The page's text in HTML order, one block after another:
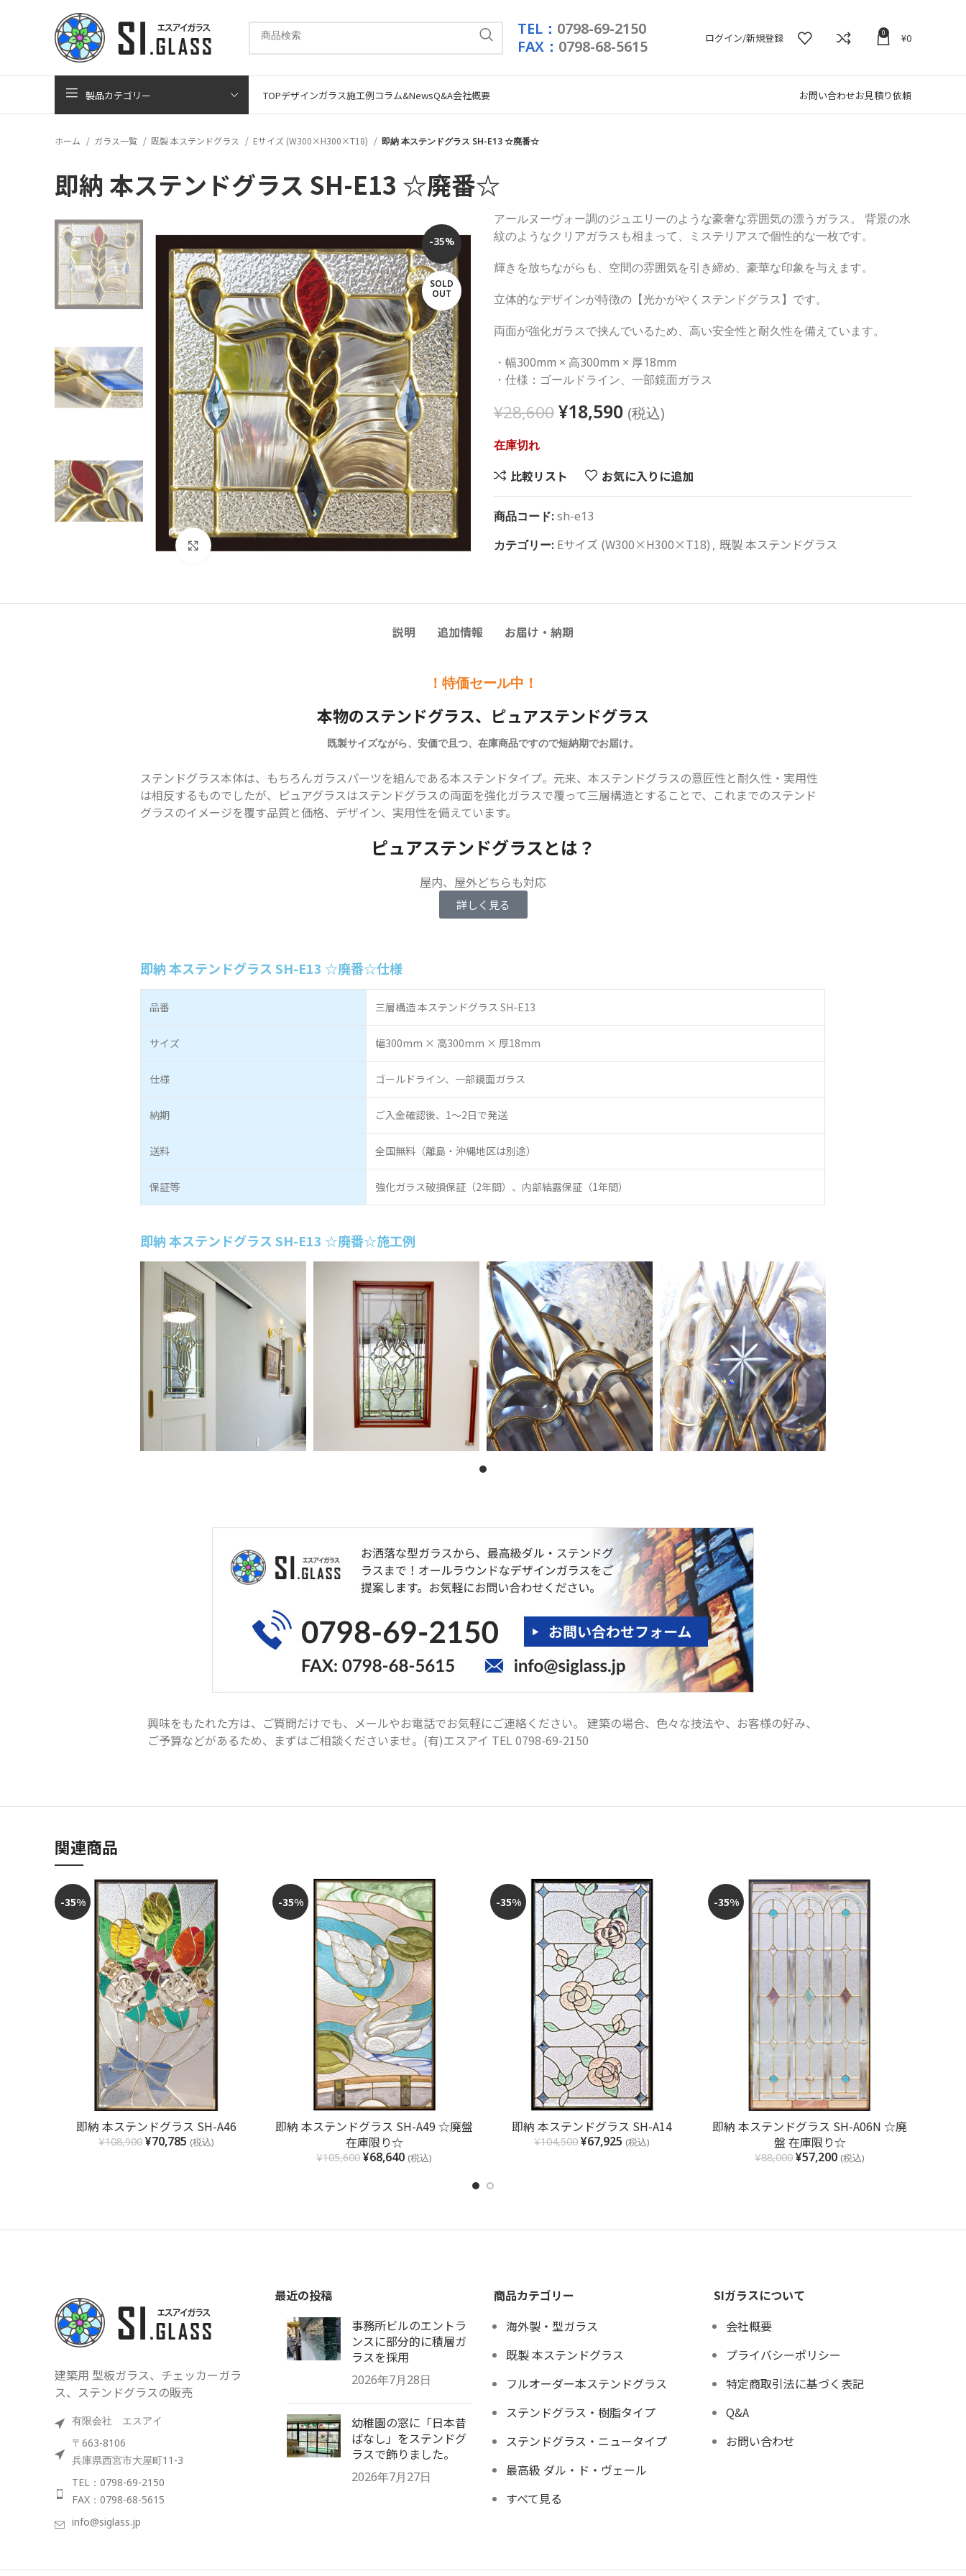
TEL： 0798-69-2150
FAX： 0798-68-5615 ログイン/新規登録 0 ¥0
製品カテゴリー TOPデザインガラス施工例コラム&NewsQ&A会社概要 お問い合わせお見積り依頼
ホーム ガラス一覧 既製 本ステンドグラス Eサイズ (W300×H300×T18) 即納 本ステンドグラス SH-E13 ☆廃番☆
即納 本ステンドグラス SH-E13 ☆廃番☆
-35%
SOLD
OUT
クリックして拡大
アールヌーヴォー調のジュエリーのような豪奢な雰囲気の漂うガラス。 背景の水
紋のようなクリアガラスも相まって、ミステリアスで個性的な一枚です。
輝きを放ちながらも、空間の雰囲気を引き締め、豪華な印象を与えます。
立体的なデザインが特徴の【光かがやくステンドグラス】です。
両面が強化ガラスで挟んでいるため、高い安全性と耐久性を備えています。
・幅300mm × 高300mm × 厚18mm
・仕様：ゴールドライン、一部鏡面ガラス
¥28,600¥18,590(税込)
在庫切れ
比較リスト お気に入りに追加
商品コード:sh-e13
カテゴリー: Eサイズ (W300×H300×T18), 既製 本ステンドグラス
説明 追加情報 お届け・納期
！特価セール中！
本物のステンドグラス、ピュアステンドグラス
既製サイズながら、安価で且つ、在庫商品ですので短納期でお届け。
ステンドグラス本体は、もちろんガラスパーツを組んである本ステンドタイプ。元来、本ステンドグラスの意匠性と耐久性・実用性
は相反するものでしたが、ピュアグラスはステンドグラスの両面を強化ガラスで覆って三層構造とすることで、これまでのステンド
グラスのイメージを覆す品質と価格、デザイン、実用性を備えています。
ピュアステンドグラスとは？
屋内、屋外どちらも対応
詳しく見る
即納 本ステンドグラス SH-E13 ☆廃番☆仕様
品番 三層構造 本ステンドグラス SH-E13
サイズ 幅300mm × 高300mm × 厚18mm
仕様 ゴールドライン、一部鏡面ガラス
納期 ご入金確認後、1～2日で発送
送料 全国無料（離島・沖縄地区は別途）
保証等 強化ガラス破損保証（2年間）、内部結露保証（1年間）
即納 本ステンドグラス SH-E13 ☆廃番☆施工例
興味をもたれた方は、ご質問だけでも、メールやお電話でお気軽にご連絡ください。 建築の場合、色々な技法や、お客様の好み、
ご予算などがあるため、まずはご相談くださいませ。(有)エスアイ TEL 0798-69-2150
関連商品
-35%
お買い物カゴに追加
即納 本ステンドグラス SH-A46
¥108,900¥70,785 (税込)
-35%
お買い物カゴに追加
即納 本ステンドグラス SH-A49 ☆廃盤
在庫限り☆
¥105,600¥68,640(税込)
-35%
お買い物カゴに追加
即納 本ステンドグラス SH-A14
¥104,500¥67,925 (税込)
-35%
お買い物カゴに追加
即納 本ステンドグラス SH-A06N ☆廃
盤 在庫限り☆
¥88,000¥57,200(税込)
建築用 型板ガラス、チェッカーガラ
ス、ステンドグラスの販売
有限会社 エスアイ
〒663-8106
兵庫県西宮市大屋町11-3
TEL：0798-69-2150
FAX：0798-68-5615
info@siglass.jp
最近の投稿
事務所ビルのエントラ
ンスに部分的に積層ガ
ラスを採用
2026年7月28日
幼稚園の窓に「日本昔
ばなし」をステンドグ
ラスで飾りました。
2026年7月27日
商品カテゴリー
海外製・型ガラス
既製 本ステンドグラス
フルオーダー本ステンドグラス
ステンドグラス・樹脂タイプ
ステンドグラス・ニュータイプ
最高級 ダル・ド・ヴェール
すべて見る
SIガラスについて
会社概要
プライバシーポリシー
特定商取引法に基づく表記
Q&A
お問い合わせ